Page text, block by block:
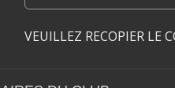
VEUILLEZ RECOPIER LE